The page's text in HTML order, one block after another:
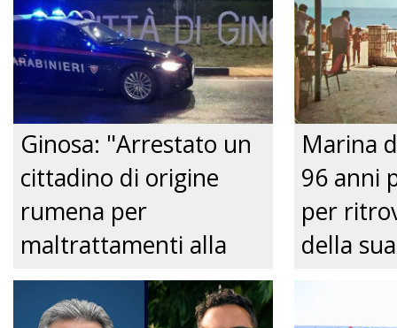
Ginosa: "Arrestato un
cittadino di origine
rumena per
maltrattamenti alla
convivente." Just tv
Marina
96 anni
per
della